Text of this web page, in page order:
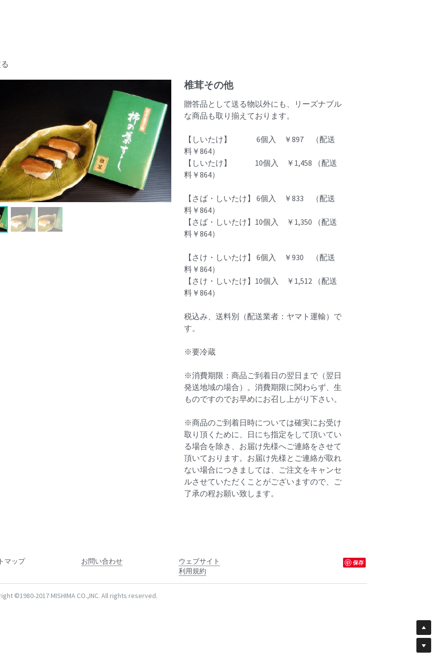
椎茸その他
贈答品として送る物以外にも、リーズナブル
な商品も取り揃えております。
【しいたけ】 6個入 ￥897 （配送
料￥864）
【しいたけ】 10個入 ￥1,458 （配送
料￥864）
【さば・しいたけ】 6個入 ￥833 （配送
料￥864）
【さば・しいたけ】10個入 ￥1,350 （配送
料￥864）
【さけ・しいたけ】 6個入 ￥930 （配送
料￥864）
【さけ・しいたけ】10個入 ￥1,512 （配送
料￥864）
税込み、送料別（配送業者：ヤマト運輸）で
す。
※要冷蔵
※消費期限：商品ご到着日の翌日まで（翌日
発送地域の場合）。消費期限に関わらず、生
ものですのでお早めにお召し上がり下さい。
※商品のご到着日時については確実にお受け
取り頂くために、日にち指定をして頂いてい
る場合を除き、お届け先様へご連絡をさせて
頂いております。お届け先様とご連絡が取れ
ない場合につきましては、ご注文をキャンセ
ルさせていただくことがございますので、ご
了承の程お願い致します。
マップ お問い合わせ
ウェブサイト
利用規約
保存
©1980-2017 MISHIMA CO.,INC. All rights reserved.